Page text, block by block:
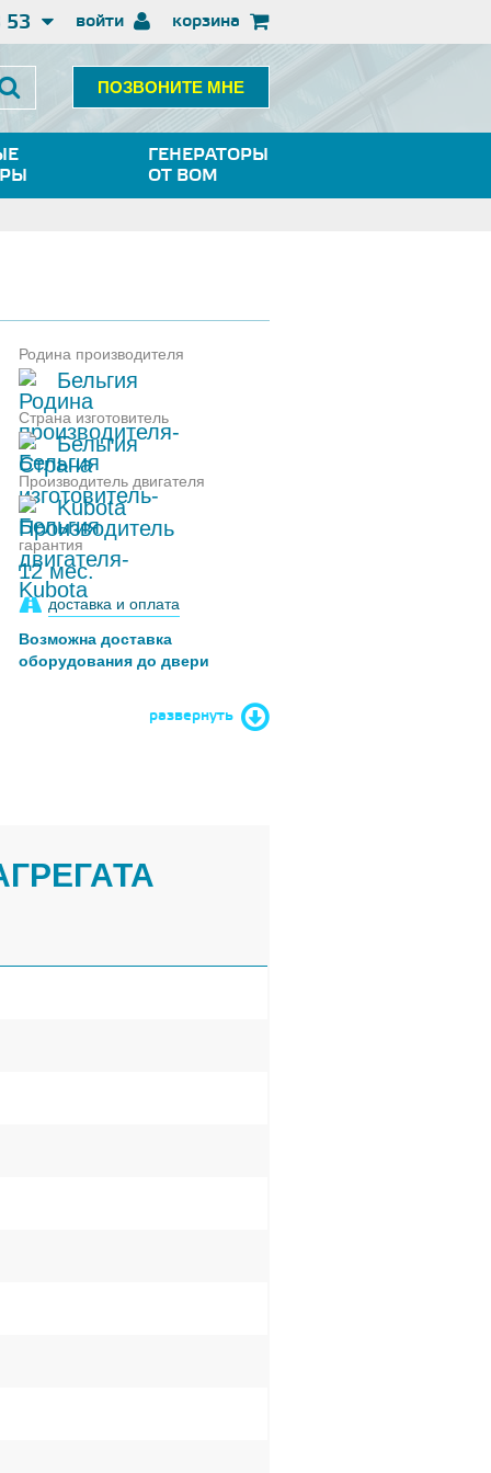
войти
53 корзина
ПОЗВОНИТЕ МНЕ
ГЕНЕРАТОРЫ
ОТ ВОМ
Родина производителя
Бельгия
Страна изготовитель
Бельгия
Производитель двигателя
Kubota
гарантия
12 мес.
доставка и оплата
Возможна доставка
оборудования до двери
развернуть